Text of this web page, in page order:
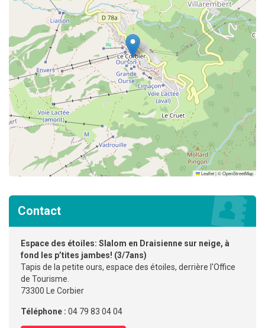
Leaflet|©OpenStreetMap
Contact
Espace des étoiles: Slalom en Draisienne sur neige, à
fond les p’tites jambes! (3/7ans)
Tapis de la petite ours, espace des étoiles, derrière l'Office
de Tourisme.
73300 Le Corbier
Téléphone : 04 79 83 04 04